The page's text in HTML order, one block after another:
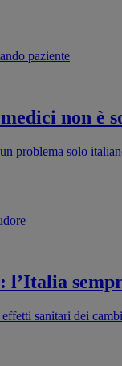
non è
problema solo
l’Italia
effetti sanitari dei